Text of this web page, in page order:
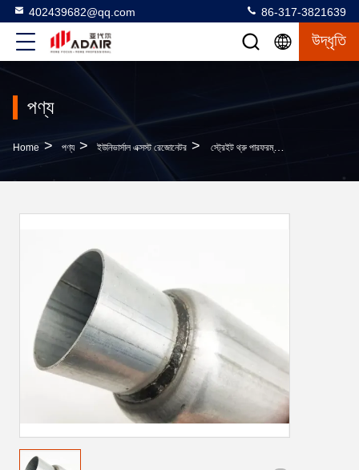
402439682@qq.com 86-317-3821639
উদ্ধৃতি
পণ্য
Home > পণ্য > ইউনিভার্সাল এক্সস্ট রেজোনেটর > স্ট্রেইট থ্রু পারফরম্যান্স ইউনিভার্সাল এক্সহস্ট রেজোনেটর 3 ইঞ্চি জারা প্রমাণ